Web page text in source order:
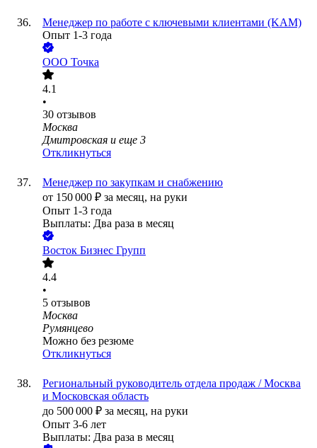
Менеджер по работе с ключевыми клиентами (KAM)
Опыт 1-3 года
ООО Точка
4.1
•
30 отзывов
Москва
Дмитровская и еще 3
Откликнуться
Менеджер по закупкам и снабжению
от 150 000 ₽ за месяц, на руки
Опыт 1-3 года
Выплаты: Два раза в месяц
Восток Бизнес Групп
4.4
•
5 отзывов
Москва
Румянцево
Можно без резюме
Откликнуться
Региональный руководитель отдела продаж / Москва
и Московская область
до 500 000 ₽ за месяц, на руки
Опыт 3-6 лет
Выплаты: Два раза в месяц